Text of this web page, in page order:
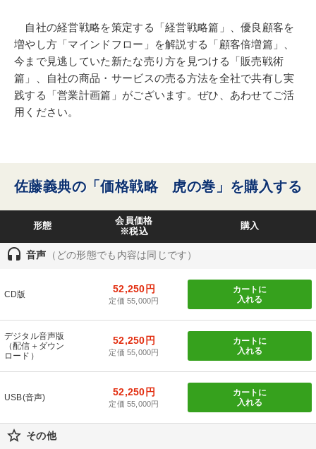
自社の経営戦略を策定する「経営戦略篇」、優良顧客を
増やし方「マインドフロー」を解説する「顧客倍増篇」、
今まで見逃していた新たな売り方を見つける「販売戦術
篇」、自社の商品・サービスの売る方法を全社で共有し実
践する「営業計画篇」がございます。ぜひ、あわせてご活
用ください。
佐藤義典の「価格戦略 虎の巻」を購入する
形態
会員価格
※税込
購入
headset 音声 （どの形態でも内容は同じです）
CD版 52,250円
定価 55,000円
カートに
入れる
デジタル音声版
（配信＋ダウン
ロード）
52,250円
定価 55,000円
カートに
入れる
USB(音声) 52,250円
定価 55,000円
カートに
入れる
star_border その他